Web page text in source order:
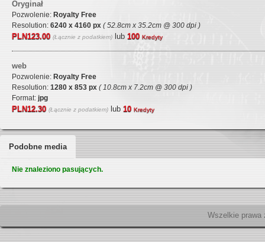
Oryginał
Pozwolenie: Royalty Free
Resolution: 6240 x 4160 px ( 52.8cm x 35.2cm @ 300 dpi )
PLN123.00 (Łącznie z podatkiem) lub 100 Kredyty
web
Pozwolenie: Royalty Free
Resolution: 1280 x 853 px ( 10.8cm x 7.2cm @ 300 dpi )
Format: jpg
PLN12.30 (Łącznie z podatkiem) lub 10 Kredyty
Podobne media
Nie znaleziono pasujących.